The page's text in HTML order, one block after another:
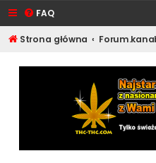
FAQ
Strona główna